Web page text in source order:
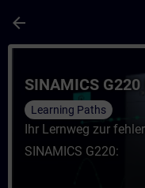
arrow_back
Course -
SINAMICS
Learning Paths
Ihr Lernweg zur
SINAMICS G220: